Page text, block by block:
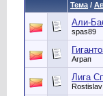
Тема /
Али-
spas89
Аграп
Лига
Rostislav